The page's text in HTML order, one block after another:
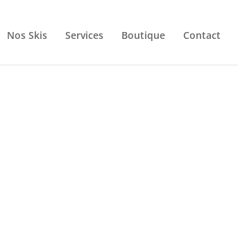
Nos Skis Services Boutique Contact